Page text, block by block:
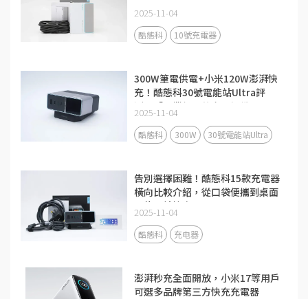
2025-11-04
酷態科 10號充電器
300W筆電供電+小米120W澎湃快
充！酷態科30號電能站Ultra評
測：「畢業級」的充電設備
2025-11-04
酷態科 300W 30號電能站Ultra
告別選擇困難！酷態科15款充電器
橫向比較介紹，從口袋便攜到桌面
全能一站搞定
2025-11-04
酷態科 充电器
澎湃秒充全面開放，小米17等用戶
可選多品牌第三方快充充電器